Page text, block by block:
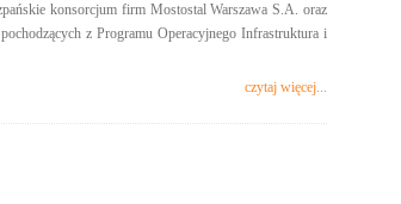
konsorcjum firm Mostostal Warszawa S.A. oraz
z Programu Operacyjnego Infrastruktura i
czytaj więcej...